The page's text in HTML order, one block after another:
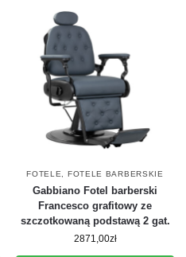
FOTELE FOTELE BARBERSKIE
Gabbiano Fotel barberski
Francesco grafitowy ze
szczotkowaną podstawą 2 gat.
2871,00zł